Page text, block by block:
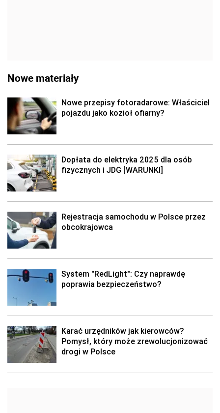
Nowe materiały
Nowe przepisy fotoradarowe: Właściciel
pojazdu jako kozioł ofiarny?
Dopłata do elektryka 2025 dla osób
fizycznych i JDG [WARUNKI]
Rejestracja samochodu w Polsce przez
obcokrajowca
System "RedLight": Czy naprawdę
poprawia bezpieczeństwo?
Karać urzędników jak kierowców?
Pomysł, który może zrewolucjonizować
drogi w Polsce